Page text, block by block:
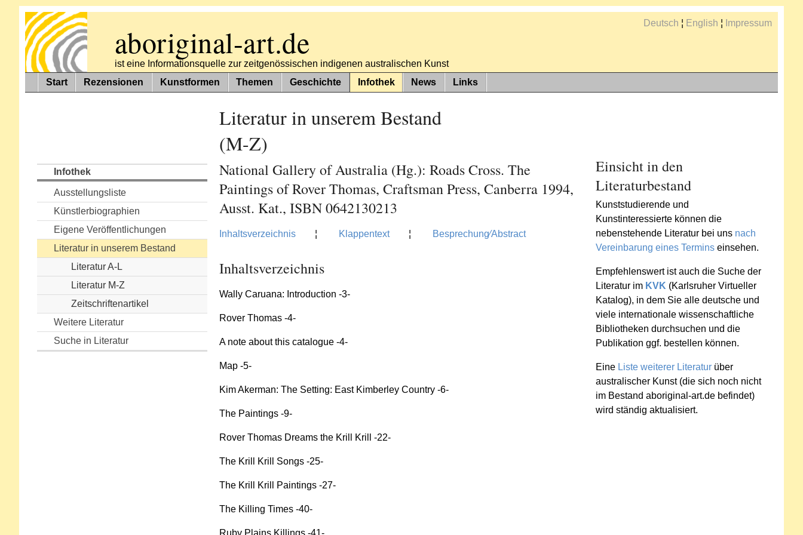
Deutsch ¦ English ¦ Impressum
aboriginal-art.de
ist eine Informationsquelle zur zeitgenössischen indigenen australischen Kunst
Start
Rezensionen Kunstformen Themen Geschichte Infothek News Links
Infothek
Ausstellungsliste
Künstlerbiographien
Eigene Veröffentlichungen
Literatur in unserem Bestand
Literatur A-L
Literatur M-Z
Zeitschriftenartikel
Weitere Literatur
Suche in Literatur
Einsicht in den
Literaturbestand
Kunststudierende und
Kunstinteressierte können die
nebenstehende Literatur bei uns nach
Vereinbarung eines Termins einsehen.
Empfehlenswert ist auch die Suche der
Literatur im KVK (Karlsruher Virtueller
Katalog), in dem Sie alle deutsche und
viele internationale wissenschaftliche
Bibliotheken durchsuchen und die
Publikation ggf. bestellen können.
Eine Liste weiterer Literatur über
australischer Kunst (die sich noch nicht
im Bestand aboriginal-art.de befindet)
wird ständig aktualisiert.
Literatur in unserem Bestand
(M-Z)
National Gallery of Australia (Hg.): Roads Cross. The
Paintings of Rover Thomas, Craftsman Press, Canberra 1994,
Ausst. Kat., ISBN 0642130213
Inhaltsverzeichnis¦ Klappentext¦ Besprechung⁄Abstract
Inhaltsverzeichnis
Wally Caruana: Introduction -3-
Rover Thomas -4-
A note about this catalogue -4-
Map -5-
Kim Akerman: The Setting: East Kimberley Country -6-
The Paintings -9-
Rover Thomas Dreams the Krill Krill -22-
The Krill Krill Songs -25-
The Krill Krill Paintings -27-
The Killing Times -40-
Ruby Plains Killings -41-